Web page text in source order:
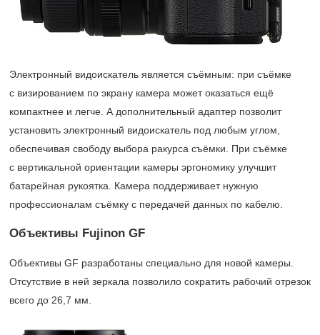
Электронный видоискатель является съёмным: при съёмке
с визированием по экрану камера может оказаться ещё
компактнее и легче. А дополнительный адаптер позволит
установить электронный видоискатель под любым углом,
обеспечивая свободу выбора ракурса съёмки. При съёмке
с вертикальной ориентации камеры эргономику улучшит
батарейная рукоятка. Камера поддерживает нужную
профессионалам съёмку с передачей данных по кабелю.
Объективы Fujinon GF
Объективы GF разработаны специально для новой камеры.
Отсутствие в ней зеркала позволило сократить рабочий отрезок
всего до 26,7 мм.